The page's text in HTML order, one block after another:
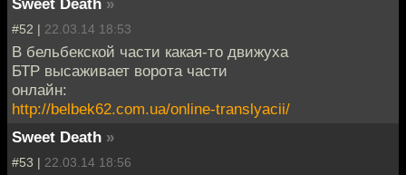
Sweet Death »
#52 | 22.03.14 18:53
В бельбекской части какая-то движуха
БТР высаживает ворота части
онлайн:
http://belbek62.com.ua/online-translyacii/
Sweet Death »
#53 | 22.03.14 18:56